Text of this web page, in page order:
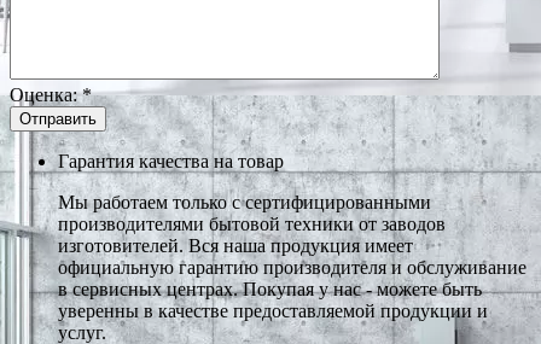
Оценка:*
Гарантия качества на товар
Мы работаем только с сертифицированными
производителями бытовой техники от заводов
изготовителей. Вся наша продукция имеет
официальную гарантию производителя и обслуживание
в сервисных центрах. Покупая у нас - можете быть
уверенны в качестве предоставляемой продукции и
услуг.